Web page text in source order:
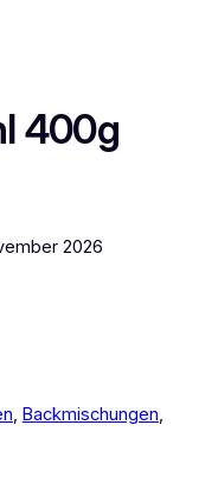
400g
2026
, Backmischungen